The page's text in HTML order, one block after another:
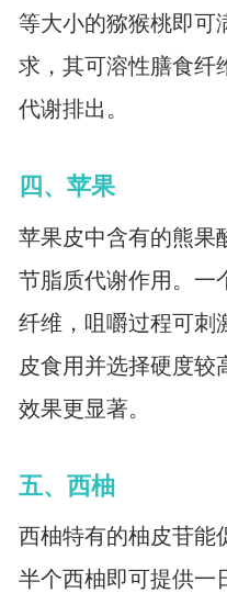
等大小的猕猴桃即可
求，其可溶性膳食纤
代谢排出。
四、苹果
苹果皮中含有的熊果
节脂质代谢作用。一
纤维，咀嚼过程可刺
皮食用并选择硬度较
效果更显著。
五、西柚
西柚特有的柚皮苷能
半个西柚即可提供一